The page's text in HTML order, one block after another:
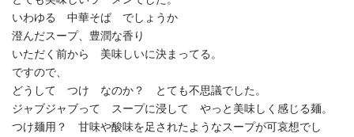
いわゆる 中華そば でしょうか
澄んだスープ、豊潤な香り
いただく前から 美味しいに決まってる。
ですので、
どうして つけ なのか？ とても不思議でした。
ジャブジャブって スープに浸して やっと美味しく感じる麺。
つけ麺用？ 甘味や酸味を足されたようなスープが可哀想でし